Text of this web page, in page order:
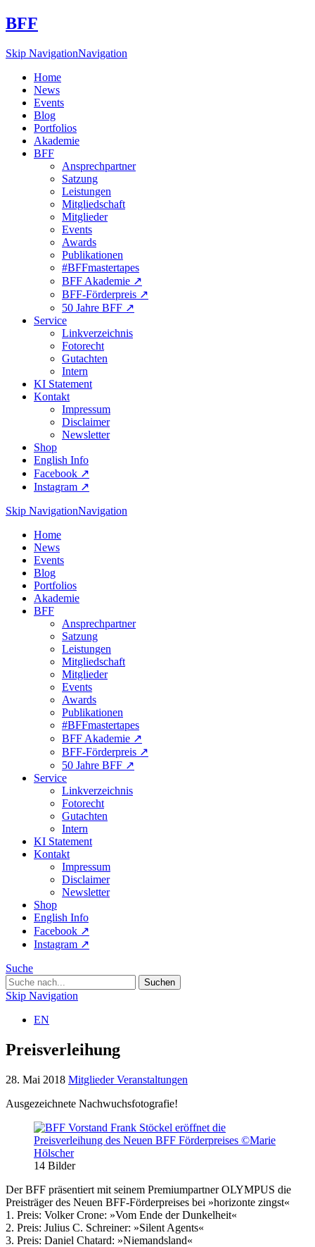
BFF
Skip NavigationNavigation
Home
News
Events
Blog
Portfolios
Akademie
BFF
Ansprechpartner
Satzung
Leistungen
Mitgliedschaft
Mitglieder
Events
Awards
Publikationen
#BFFmastertapes
BFF Akademie ↗︎
BFF-Förderpreis ↗︎
50 Jahre BFF ↗︎
Service
Linkverzeichnis
Fotorecht
Gutachten
Intern
KI Statement
Kontakt
Impressum
Disclaimer
Newsletter
Shop
English Info
Facebook ↗︎
Instagram ↗︎
Skip NavigationNavigation
Home
News
Events
Blog
Portfolios
Akademie
BFF
Ansprechpartner
Satzung
Leistungen
Mitgliedschaft
Mitglieder
Events
Awards
Publikationen
#BFFmastertapes
BFF Akademie ↗︎
BFF-Förderpreis ↗︎
50 Jahre BFF ↗︎
Service
Linkverzeichnis
Fotorecht
Gutachten
Intern
KI Statement
Kontakt
Impressum
Disclaimer
Newsletter
Shop
English Info
Facebook ↗︎
Instagram ↗︎
Suche
Skip Navigation
EN
Preisverleihung
28. Mai 2018 MitgliederVeranstaltungen
Ausgezeichnete Nachwuchsfotografie!
14 Bilder
Der BFF präsentiert mit seinem Premiumpartner OLYMPUS die
Preisträger des Neuen BFF-Förderpreises bei »horizonte zingst«
1. Preis: Volker Crone: »Vom Ende der Dunkelheit«
2. Preis: Julius C. Schreiner: »Silent Agents«
3. Preis: Daniel Chatard: »Niemandsland«